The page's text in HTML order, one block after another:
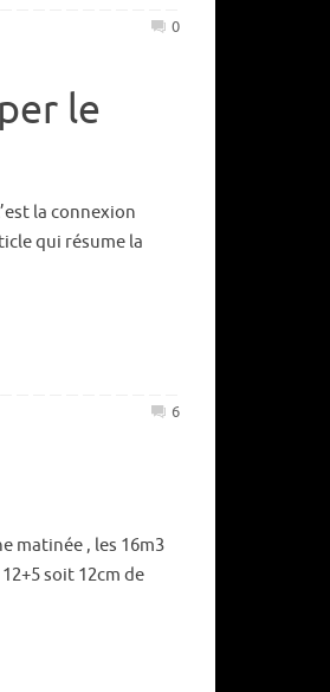
0
le
la connexion
qui résume la
6
matinée , les 16m3
soit 12cm de